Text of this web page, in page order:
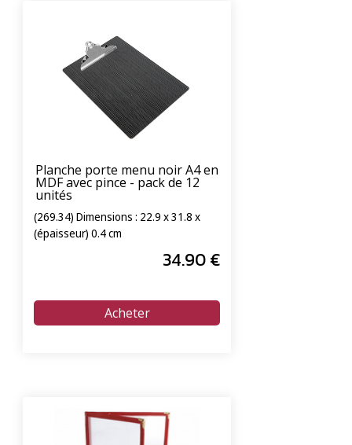
Planche porte menu noir A4 en
MDF avec pince - pack de 12
unités
(269.34) Dimensions : 22.9 x 31.8 x
(épaisseur) 0.4 cm
34.90€